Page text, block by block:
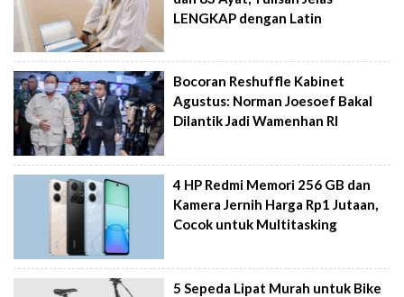
LENGKAP dengan Latin
Bocoran Reshuffle Kabinet
Agustus: Norman Joesoef Bakal
Dilantik Jadi Wamenhan RI
4 HP Redmi Memori 256 GB dan
Kamera Jernih Harga Rp1 Jutaan,
Cocok untuk Multitasking
5 Sepeda Lipat Murah untuk Bike